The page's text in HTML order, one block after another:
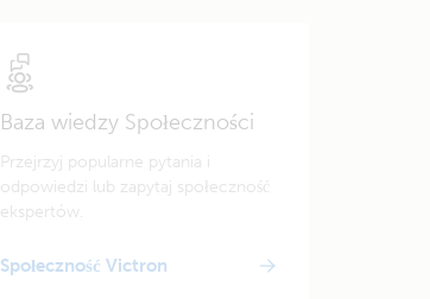
Baza wiedzy Społeczności
Przejrzyj popularne pytania i
odpowiedzi lub zapytaj społeczność
ekspertów.
Społeczność Victron